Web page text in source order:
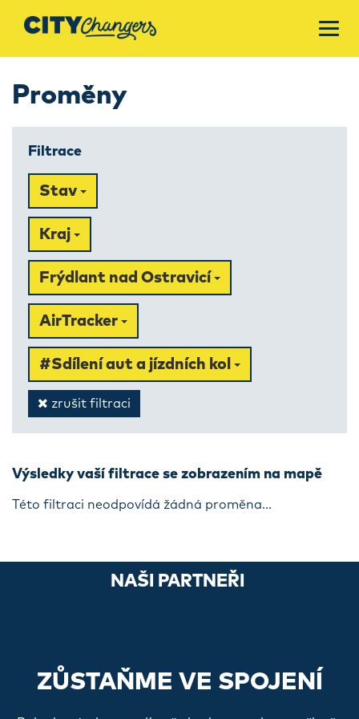
Proměny
Filtrace
Stav
Kraj
Frýdlant nad Ostravicí
AirTracker
#Sdílení aut a jízdních kol
zrušit filtraci
Výsledky vaší filtrace se zobrazením na mapě
Této filtraci neodpovídá žádná proměna...
NAŠI PARTNEŘI
ZŮSTAŇME VE SPOJENÍ